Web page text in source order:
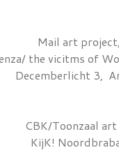
Mail art
the vicitms of
Decemberlicht 3,
CBK/Toonzaal
KijK!